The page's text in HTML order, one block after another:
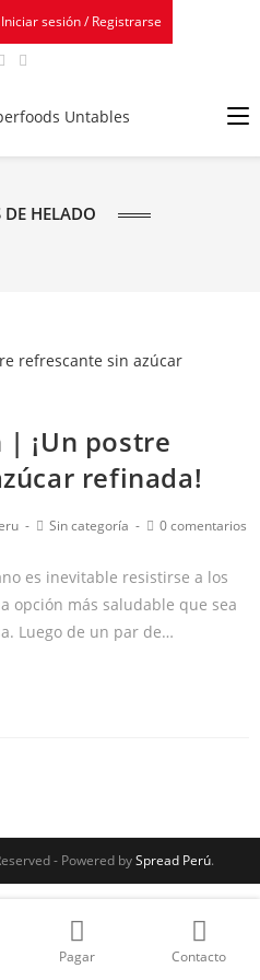
Iniciar sesión / Registrarse
DE HELADO
¡Un postre
refinada!
Sin categoría 0 comentarios
es inevitable resistirse a los
opción más saludable que sea
Luego de un par de…
- Powered bySpread Perú.
Pagar Contacto